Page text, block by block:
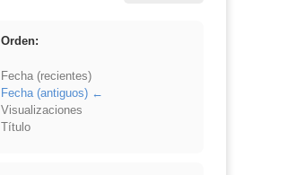
Orden:
Fecha (recientes)
Fecha (antiguos)
Visualizaciones
Título